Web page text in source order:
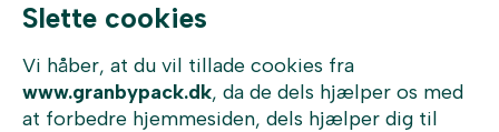
Slette cookies
Vi håber, at du vil tillade cookies fra
www.granbypack.dk, da de dels hjælper os med
at forbedre hjemmesiden, dels hjælper dig til